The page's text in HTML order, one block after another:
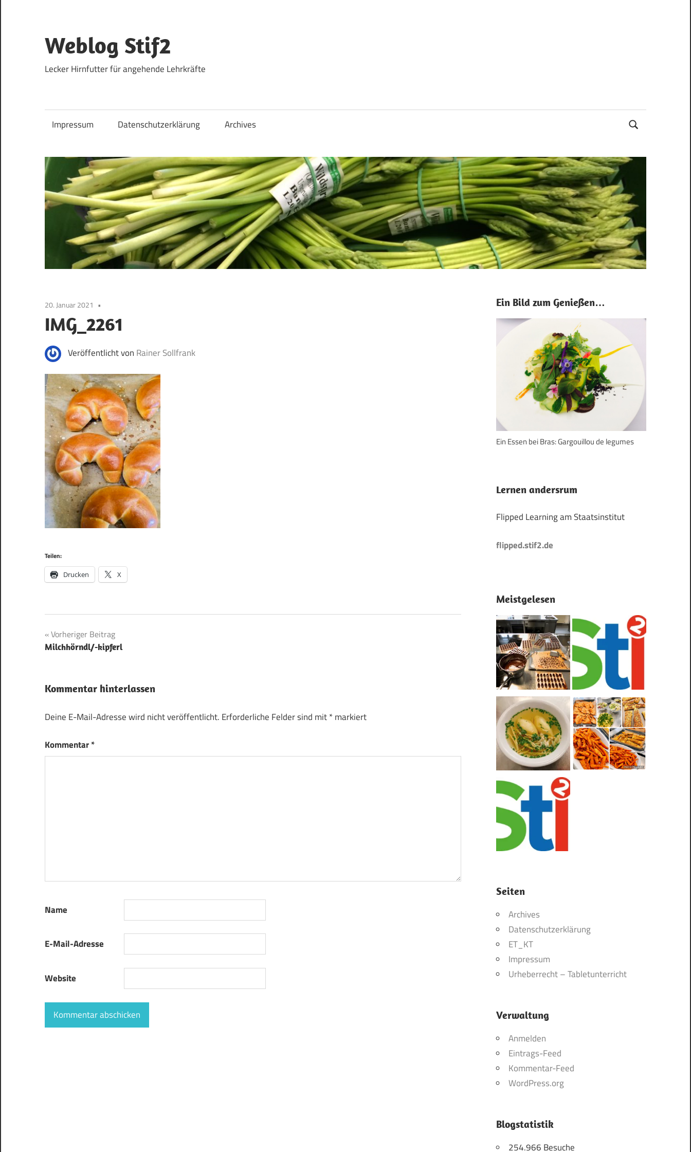
springen
Weblog Stif2
Lecker Hirnfutter für angehende Lehrkräfte
Impressum Datenschutzerklärung Archives
20. Januar 2021
IMG_2261
Veröffentlicht von Rainer Sollfrank
Teilen:
Drucken X
Beitragsnavigation
Vorheriger Beitrag
Milchhörndl/-kipferl
Kommentar hinterlassen
Deine E-Mail-Adresse wird nicht veröffentlicht. Erforderliche Felder sind mit*markiert
Kommentar*
Name
E-Mail-Adresse
Website
Ein Bild zum Genießen…
Ein Essen bei Bras: Gargouillou de legumes
Lernen andersrum
Flipped Learning am Staatsinstitut
flipped.stif2.de
Meistgelesen
Seiten
Archives
Datenschutzerklärung
ET_KT
Impressum
Urheberrecht – Tabletunterricht
Verwaltung
Anmelden
Eintrags-Feed
Kommentar-Feed
WordPress.org
Blogstatistik
254.966 Besuche